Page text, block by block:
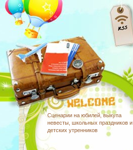
Сценарии на юбилей, выкупа
невесты, школьных праздников и
детских утренников